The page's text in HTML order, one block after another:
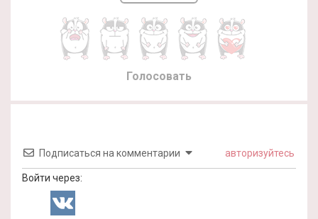
Голосовать
Подписаться на комментарии авторизуйтесь
Войти через: